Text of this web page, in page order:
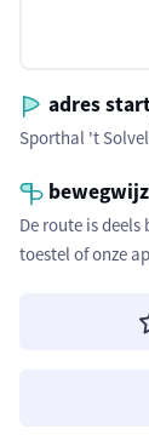
adres
Sporthal 't
De route is
toestel of onze